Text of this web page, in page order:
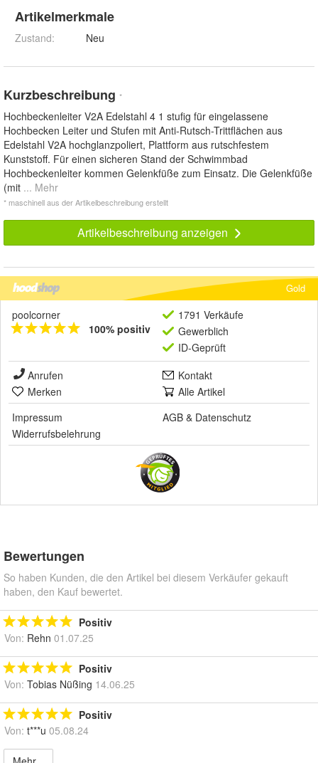
Artikelmerkmale
Zustand: Neu
Kurzbeschreibung *
Hochbeckenleiter V2A Edelstahl 4 1 stufig für eingelassene
Hochbecken Leiter und Stufen mit Anti-Rutsch-Trittflächen aus
Edelstahl V2A hochglanzpoliert, Plattform aus rutschfestem
Kunststoff. Für einen sicheren Stand der Schwimmbad
Hochbeckenleiter kommen Gelenkfüße zum Einsatz. Die Gelenkfüße
(mit ... Mehr
* maschinell aus der Artikelbeschreibung erstellt
Artikelbeschreibung anzeigen
Gold
poolcorner
100% positiv
1791 Verkäufe
Gewerblich
ID-Geprüft
Anrufen
Kontakt
Merken
Alle Artikel
Impressum
AGB & Datenschutz
Widerrufsbelehrung
Bewertungen
So haben Kunden, die den Artikel bei diesem Verkäufer gekauft
haben, den Kauf bewertet.
Positiv
Von: Rehn 01.07.25
Positiv
Von: Tobias Nüßing 14.06.25
Positiv
Von: t***u 05.08.24